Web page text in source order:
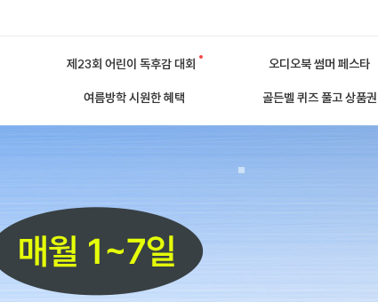
제23회 어린이 독후감 대회 오디오북 썸머 페스타
여름방학 시원한 혜택 골든벨 퀴즈 풀고 상품권